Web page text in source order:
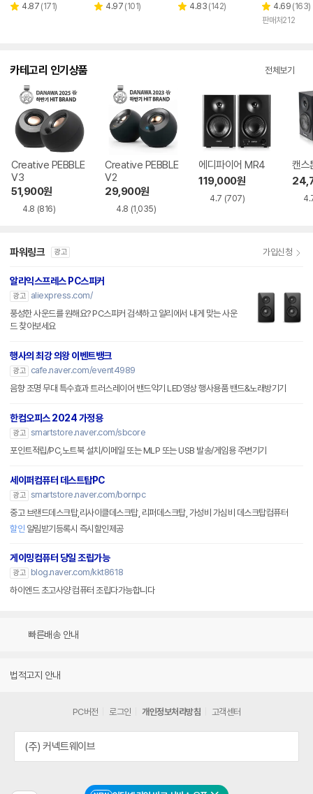
별 4.87 리
(171)
별 4.97 리
(101)
별 4.83 리
(142)
별
점
4.69 리
뷰
(163)
판매처212
카테고리 인기상품 전체보기
Creative PEBBLE
V3
51,900원
4.8 (816)
Creative PEBBLE
V2
29,900원
4.8 (1,035)
에디파이어 MR4
119,000원
4.7 (707)
캔스
파워링크 광고 가입신청
알리익스프레스 PC스피커
광고
aliexpress.com/
풍성한 사운드를 원해요? PC스피커 검색하고 알리에서 내게 맞는 사운
드 찾아보세요
행사의 최강 의왕 이벤트뱅크
광고
cafe.naver.com/event4989
음향 조명 무대 특수효과 트러스레이어 밴드악기 LED영상 행사용품 밴드&노래방기기
한컴오피스 2024 가정용
광고 smartstore.naver.com/sbcore
포인트적립/PC,노트북 설치/이메일 또는 MLP 또는 USB 발송/게임용 주변기기
세이퍼컴퓨터 데스트탑PC
광고 smartstore.naver.com/bornpc
중고 브랜드데스크탑,리사이클데스크탑, 리퍼데스크탑, 가성비 가심비 데스크탑컴퓨터
할인 알림받기등록시 즉시할인제공
게이밍컴퓨터 당일 조립가능
광고
blog.naver.com/kkt8618
하이엔드 초고사양 컴퓨터 조립다가능합니다
빠른배송 안내
법적고지 안내
PC버전 로그인 개인정보처리방침 고객센터
(주) 커넥트웨이브